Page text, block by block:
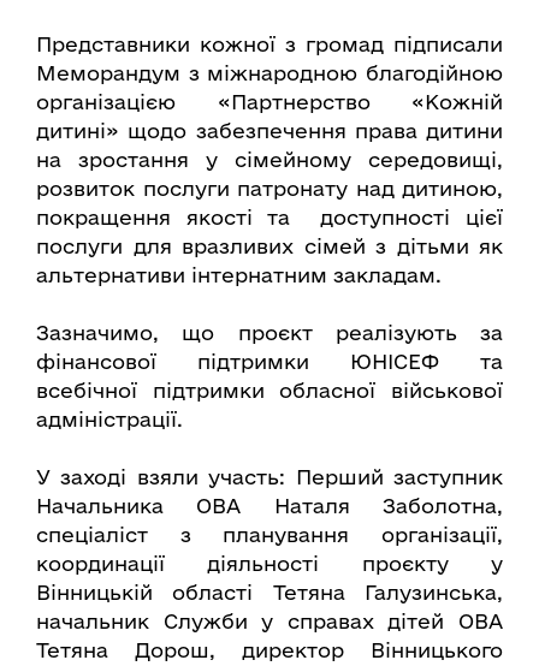
Представники кожної з громад підписали
Меморандум з міжнародною благодійною
організацією «Партнерство «Кожній
дитині» щодо забезпечення права дитини
на зростання у сімейному середовищі,
розвиток послуги патронату над дитиною,
покращення якості та доступності цієї
послуги для вразливих сімей з дітьми як
альтернативи інтернатним закладам.
Зазначимо, що проєкт реалізують за
фінансової підтримки ЮНІСЕФ та
всебічної підтримки обласної військової
адміністрації.
У заході взяли участь: Перший заступник
Начальника ОВА Наталя Заболотна,
спеціаліст з планування організації,
координації діяльності проєкту у
Вінницькій області Тетяна Галузинська,
начальник Служби у справах дітей ОВА
Тетяна Дорош, директор Вінницького